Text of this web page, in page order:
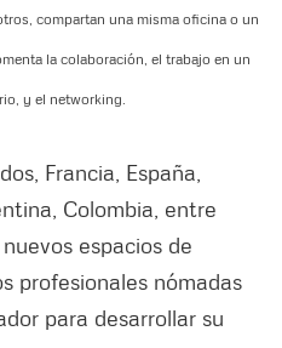
compartan una misma oficina o un
la colaboración, el trabajo en un
y el networking.
Francia, España,
Colombia, entre
espacios de
profesionales nómadas
para desarrollar su